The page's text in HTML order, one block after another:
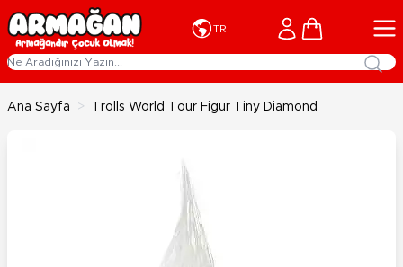
İçeriğe geç
TR Cart
Ana Sayfa > Trolls World Tour Figür Tiny Diamond